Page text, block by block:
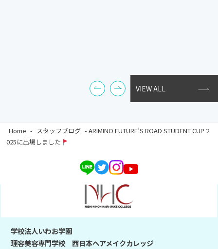
VIEW ALL
Home - スタッフブログ -ARIMINO FUTURE’S ROAD STUDENT CUP 2
025に出場しました
学校法人いわお学園
理容美容専門学校 西日本ヘアメイクカレッジ